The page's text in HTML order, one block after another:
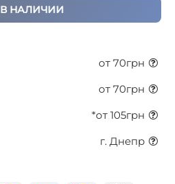
В НАЛИЧИИ
от 70грн
от 70грн
*от 105грн
г. Днепр